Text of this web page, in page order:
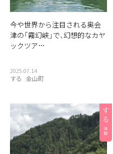
今や世界から注目される奥会
津の「霧幻峡」で、幻想的なカヤ
ックツア…
2025.07.14
する 金山町